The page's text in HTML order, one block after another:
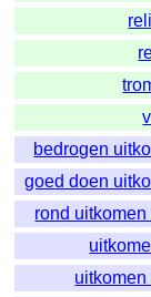
bedrogen
goed doen
rond uitkomen
uitkomen